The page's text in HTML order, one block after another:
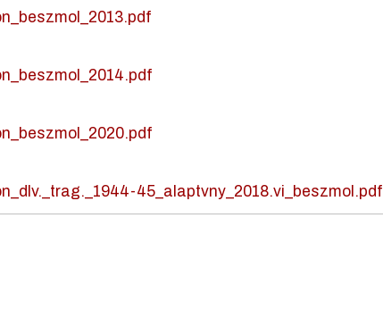
45_alaptvny_2018.vi_beszmol.pdf